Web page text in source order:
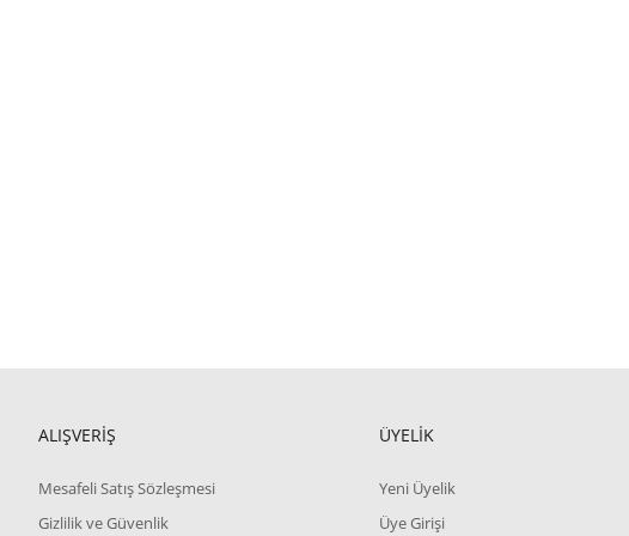
ALIŞVERİŞ
Mesafeli Satış Sözleşmesi
Gizlilik ve Güvenlik
ÜYELİK
Yeni Üyelik
Üye Girişi